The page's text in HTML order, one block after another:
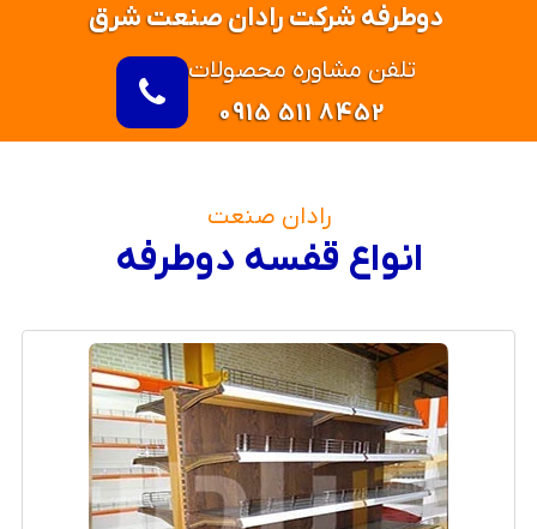
دوطرفه شرکت رادان صنعت شرق
تلفن مشاوره محصولات
0915 511 8452
رادان صنعت
انواع قفسه دوطرفه